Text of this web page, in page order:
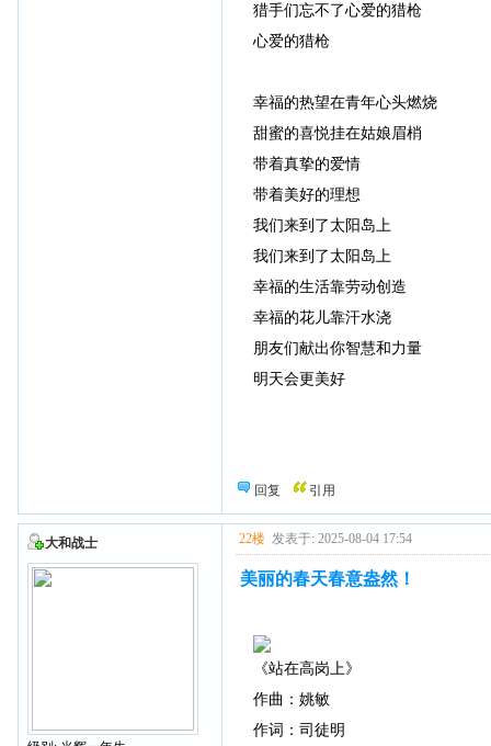
猎手们忘不了心爱的猎枪
心爱的猎枪
幸福的热望在青年心头燃烧
甜蜜的喜悦挂在姑娘眉梢
带着真挚的爱情
带着美好的理想
我们来到了太阳岛上
我们来到了太阳岛上
幸福的生活靠劳动创造
幸福的花儿靠汗水浇
朋友们献出你智慧和力量
明天会更美好
回复 引用
大和战士 22楼 发表于: 2025-08-04 17:54
美丽的春天春意盎然！
《站在高岗上》
作曲：姚敏
作词：司徒明